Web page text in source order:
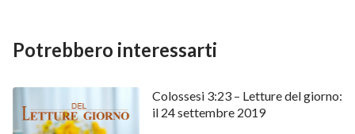
Potrebbero interessarti
Colossesi 3:23 – Letture del giorno:
il 24 settembre 2019